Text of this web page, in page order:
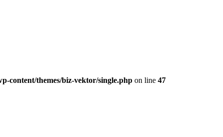
content/themes/biz-vektor/single.php on line 47